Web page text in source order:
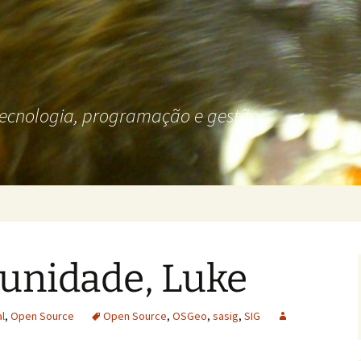
programação e gestão.
Luke
, Open Source Open Source, OSGeo, sasig, SIG